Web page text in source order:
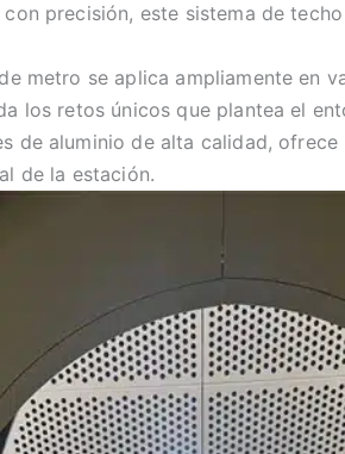
precisión, este sistema de
metro se aplica ampliamente en
los retos únicos que plantea el
de aluminio de alta calidad,
de la estación.